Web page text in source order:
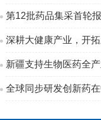
第12批药品集采首轮
深耕大健康产业，开
新疆支持生物医药全
全球同步研发创新药